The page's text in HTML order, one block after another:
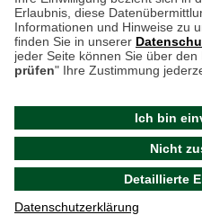
Erlaubnis, diese
Informationen und Hinweise zu
finden Sie in unserer
jeder Seite können Sie über den
prüfen" Ihre Zustimmung
Ich bin
Nicht
Detaillierte
Datenschutzerklärung
Kontakt
Zur Echtheit von Bewertungen
Barrierefreiheit
Aktuelle Cookie-
am
2024 THE
Versandhandel
ACHTUNG!
Ihr Browser speichert
Leider können Sie in
Bitte stellen Sie sicher, dass
Cookies für die Dauer Ihres
akzeptiert. Unabhängig
welche